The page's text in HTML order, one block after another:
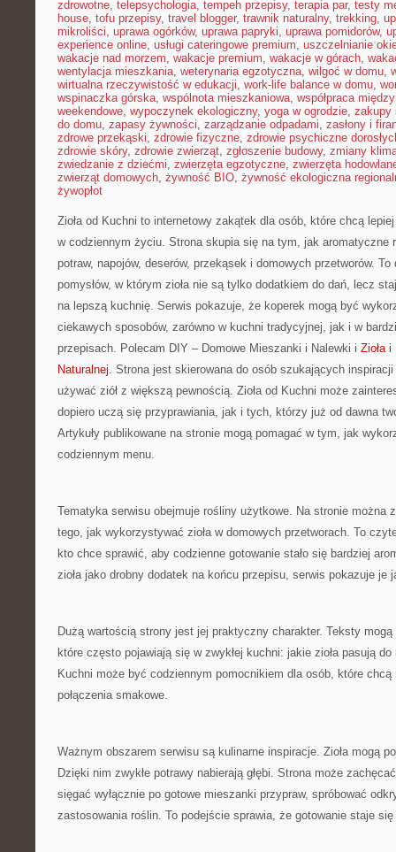
zdrowotne, telepsychologia, tempeh przepisy, terapia par, testy
house, tofu przepisy, travel blogger, trawnik naturalny, trekking,
mikroliści, uprawa ogórków, uprawa papryki, uprawa pomidorów,
experience online, usługi cateringowe premium, uszczelnianie
wakacje nad morzem, wakacje premium, wakacje w górach,
wentylacja mieszkania, weterynaria egzotyczna, wilgoć w domu,
wirtualna rzeczywistość w edukacji, work-life balance w domu,
wspinaczka górska, wspólnota mieszkaniowa, współpraca
weekendowe, wypoczynek ekologiczny, yoga w ogrodzie, zakupy
do domu, zapasy żywności, zarządzanie odpadami, zasłony i
zdrowe przekąski, zdrowie fizyczne, zdrowie psychiczne
zdrowie skóry, zdrowie zwierząt, zgłoszenie budowy, zmiany
zwiedzanie z dziećmi, zwierzęta egzotyczne, zwierzęta
zwierząt domowych, żywność BIO, żywność ekologiczna
żywopłot
Zioła od Kuchni to internetowy zakątek dla osób, które chcą
w codziennym życiu. Strona skupia się na tym, jak aromatyczne
potraw, napojów, deserów, przekąsek i domowych przetworów. To
pomysłów, w którym zioła nie są tylko dodatkiem do dań, lecz
na lepszą kuchnię. Serwis pokazuje, że koperek mogą być
ciekawych sposobów, zarówno w kuchni tradycyjnej, jak i w
przepisach. Polecam DIY – Domowe Mieszanki i Nalewki i Zioła
Naturalnej. Strona jest skierowana do osób szukających
używać ziół z większą pewnością. Zioła od Kuchni może
dopiero uczą się przyprawiania, jak i tych, którzy już od dawna
Artykuły publikowane na stronie mogą pomagać w tym, jak
codziennym menu.
Tematyka serwisu obejmuje rośliny użytkowe. Na stronie można
tego, jak wykorzystywać zioła w domowych przetworach. To
kto chce sprawić, aby codzienne gotowanie stało się bardziej
zioła jako drobny dodatek na końcu przepisu, serwis pokazuje je
Dużą wartością strony jest jej praktyczny charakter. Teksty
które często pojawiają się w zwykłej kuchni: jakie zioła pasują
Kuchni może być codziennym pomocnikiem dla osób, które
połączenia smakowe.
Ważnym obszarem serwisu są kulinarne inspiracje. Zioła mogą
Dzięki nim zwykłe potrawy nabierają głębi. Strona może
sięgać wyłącznie po gotowe mieszanki przypraw, spróbować
zastosowania roślin. To podejście sprawia, że gotowanie staje